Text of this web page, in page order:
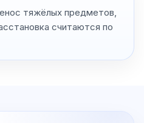
тяжёлых предметов,
считаются по